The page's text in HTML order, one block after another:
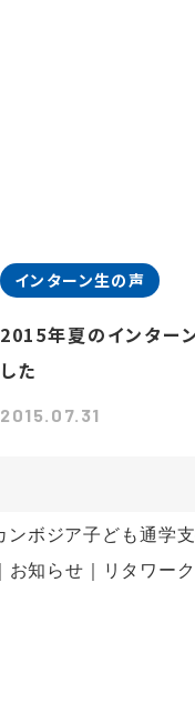
インターン生の声
2015年夏のインター
した
2015.07.31